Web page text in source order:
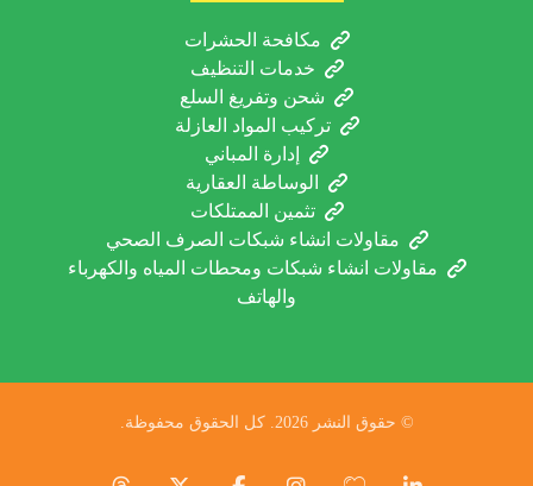
مكافحة الحشرات
خدمات التنظيف
شحن وتفريغ السلع
تركيب المواد العازلة
إدارة المباني
الوساطة العقارية
تثمين الممتلكات
مقاولات انشاء شبكات الصرف الصحي
مقاولات انشاء شبكات ومحطات المياه والكهرباء
والهاتف
© حقوق النشر 2026. كل الحقوق محفوظة.